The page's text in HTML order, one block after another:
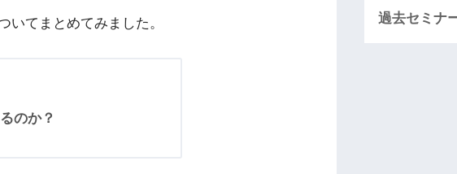
いてまとめてみました。
のか？
過去セミナ